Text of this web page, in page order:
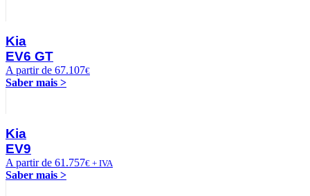
Kia
EV6 GT
A partir de 67.107€
Saber mais >
Kia
EV9
A partir de 61.757€ + IVA
Saber mais >